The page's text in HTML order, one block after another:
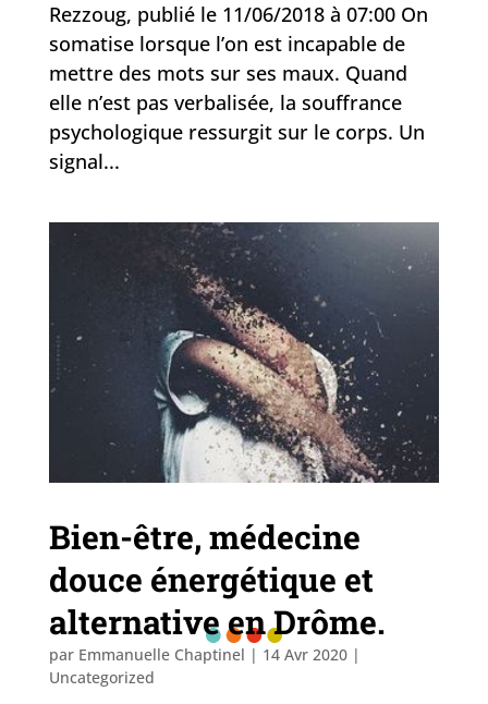
Rezzoug, publié le 11/06/2018 à 07:00 On
somatise lorsque l’on est incapable de
mettre des mots sur ses maux. Quand
elle n’est pas verbalisée, la souffrance
psychologique ressurgit sur le corps. Un
signal...
Bien-être, médecine
douce énergétique et
alternative en Drôme.
par Emmanuelle Chaptinel | 14 Avr 2020|
Uncategorized